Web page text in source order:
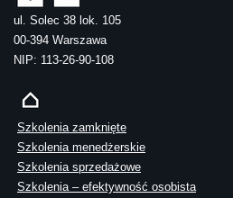
ul. Solec 38 lok. 105
00-394 Warszawa
NIP: 113-26-90-108
Szkolenia zamknięte
Szkolenia menedżerskie
Szkolenia sprzedażowe
Szkolenia – efektywność osobista